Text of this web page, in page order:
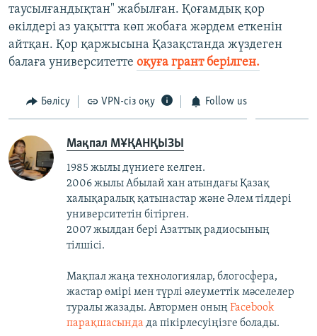
таусылғандықтан" жабылған. Қоғамдық қор
өкілдері аз уақытта көп жобаға жәрдем еткенін
айтқан. Қор қаржысына Қазақстанда жүздеген
балаға университетте оқуға грант берілген.
Бөлісу VPN-сіз оқу Follow us
Мақпал МҰҚАНҚЫЗЫ
1985 жылы дүниеге келген.
2006 жылы Абылай хан атындағы Қазақ
халықаралық қатынастар және Әлем тілдері
университетін бітірген.
2007 жылдан бері Азаттық радиосының
тілшісі.
Мақпал жаңа технологиялар, блогосфера,
жастар өмірі мен түрлі әлеуметтік мәселелер
туралы жазады. Автормен оныңFacebook
парақшасында да пікірлесуіңізге болады.